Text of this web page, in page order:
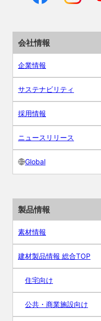
会社情報
企業情報
サステナビリティ
採用情報
ニュースリリース
Global
製品情報
素材情報
建材製品情報 総合TOP
住宅向け
公共・商業施設向け